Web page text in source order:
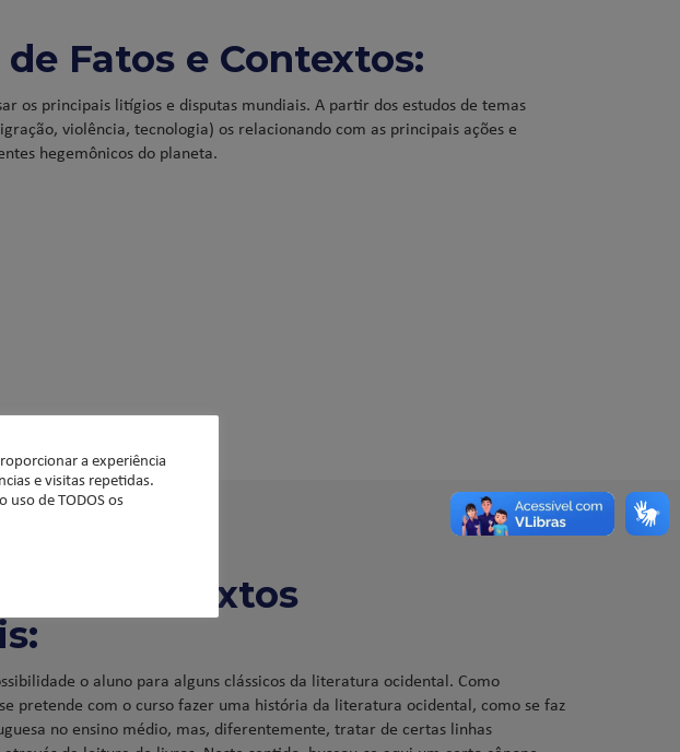
Fatos e Contextos:
os principais litígios e disputas mundiais. A partir dos estudos de temas
violência, tecnologia) os relacionando com as principais ações e
hegemônicos do planeta.
de Textos
o aluno para alguns clássicos da literatura ocidental. Como
pretende com o curso fazer uma história da literatura ocidental, como se faz
no ensino médio, mas, diferentemente, tratar de certas linhas
a experiência
e visitas repetidas.
uso de TODOS os